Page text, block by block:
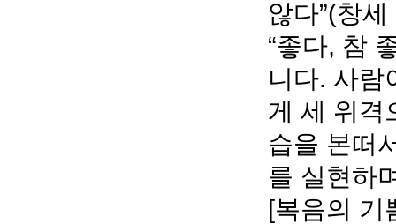
않다”(창
“좋다, 참
니다. 사람
게 세 위격
습을 본떠
를 실현하
[복음의 기